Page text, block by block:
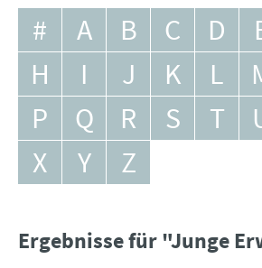
# A B C D
H
I J K L
P
Q R S T
X
Y Z
Ergebnisse für "Junge